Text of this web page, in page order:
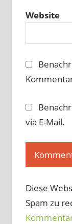
Website
via E-Mail.
Diese
Spam zu